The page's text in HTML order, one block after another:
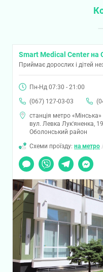
Smart Medical Center на
Приймає дорослих і дітей
Пн-Нд 07:30 - 21:00
(067) 127-03-03
станція метро «Мінська»
вул. Левка Лук'яненка, 19
Оболонський район
Схеми проїзду: на метро /
Чат
Viber Telegram